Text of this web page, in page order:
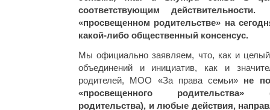
соответствующим
«просвещенном родительстве» на
какой-либо общественный консенсус.
Мы официально заявляем, что, как и
объединений и инициатив, как и
родителей, МОО «За права семьи» не
«просвещенного родительства»
родительства), и любые действия,